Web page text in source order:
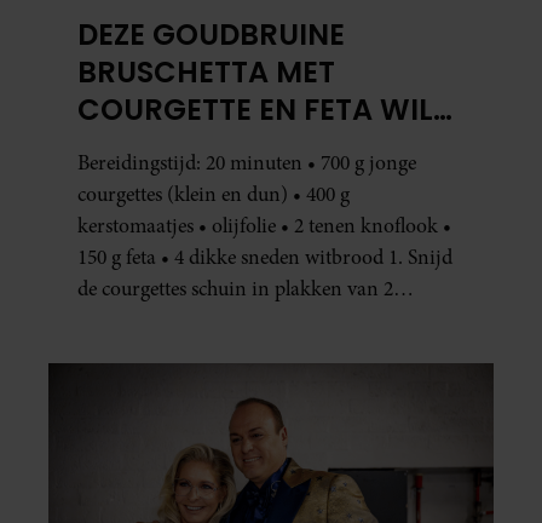
DEZE GOUDBRUINE
BRUSCHETTA MET
COURGETTE EN FETA WIL
JE METEEN MAKEN
Bereidingstijd: 20 minuten • 700 g jonge
courgettes (klein en dun) • 400 g
kerstomaatjes • olijfolie • 2 tenen knoflook •
150 g feta • 4 dikke sneden witbrood 1. Snijd
de courgettes schuin in plakken van 2